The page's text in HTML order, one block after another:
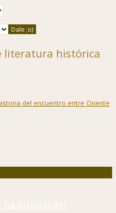
literatura histórica
La historia del